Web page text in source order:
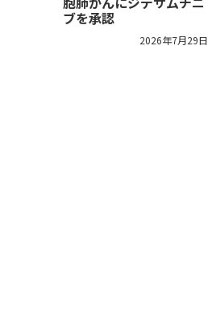
ブを承認
2026年7月29日